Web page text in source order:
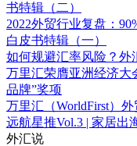
书特辑（二）
2022外贸行业复盘：
白皮书特辑（一）
如何规避汇率风险？外
万里汇荣膺亚洲经济大
品牌”奖项
万里汇（WorldFirst）
远航星推Vol.3 | 家居出
外汇说